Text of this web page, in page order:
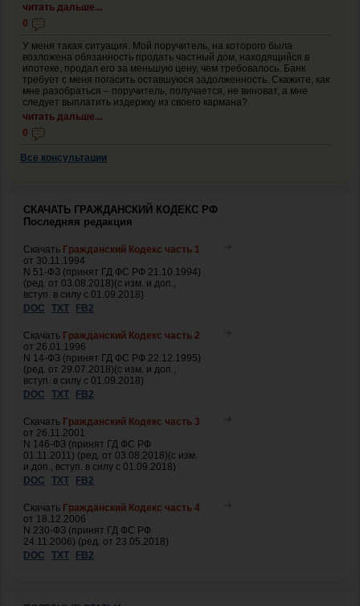
читать дальше...
0
У меня такая ситуация. Мой поручитель, на которого была
возложена обязанность продать частный дом, находящийся в
ипотеке, продал его за меньшую цену, чем требовалось. Банк
требует с меня погасить оставшуюся задолженность. Скажите, как
мне разобраться – поручитель, получается, не виноват, а мне
следует выплатить издержку из своего кармана?
читать дальше...
0
Все консультации
СКАЧАТЬ ГРАЖДАНСКИЙ КОДЕКС РФ
Последняя редакция
Скачать Гражданский Кодекс часть 1
от 30.11.1994
N 51-ФЗ (принят ГД ФС РФ 21.10.1994)
(ред. от 03.08.2018)(с изм. и доп.,
вступ. в силу с 01.09.2018)
DOC
TXT FB2
Скачать Гражданский Кодекс часть 2
от 26.01.1996
N 14-ФЗ (принят ГД ФС РФ 22.12.1995)
(ред. от 29.07.2018)(с изм. и доп.,
вступ. в силу с 01.09.2018)
DOC
TXT FB2
Скачать Гражданский Кодекс часть 3
от 26.11.2001
N 146-ФЗ (принят ГД ФС РФ
01.11.2011) (ред. от 03.08.2018)(с изм.
и доп., вступ. в силу с 01.09.2018)
DOC
TXT FB2
Скачать Гражданский Кодекс часть 4
от 18.12.2006
N 230-ФЗ (принят ГД ФС РФ
24.11.2006) (ред. от 23.05.2018)
DOC
TXT FB2